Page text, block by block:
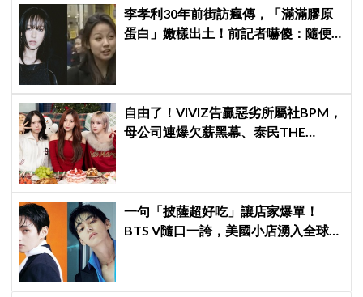
李孝利30年前街訪瘋傳，「滿滿膠原
蛋白」嫩樣出土！前記者嚇傻：隨便
自由了！VIVIZ告贏惡劣所屬社BPM，
母公司連爆欠薪黑幕、泰民THE
一句「披薩超好吃」讓店家爆單！
BTS V隨口一誇，美國小店湧入全球